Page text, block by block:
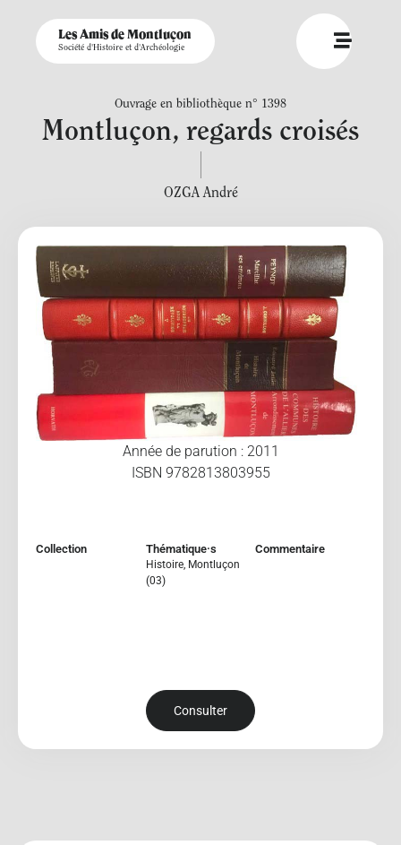
Les Amis de Montluçon
Société d'Histoire et d'Archéologie
Ouvrage en bibliothèque n° 1398
Montluçon, regards croisés
OZGA André
Année de parution : 2011
ISBN 9782813803955
Collection Thématique·s
Histoire, Montluçon
(03)
Commentaire
Consulter